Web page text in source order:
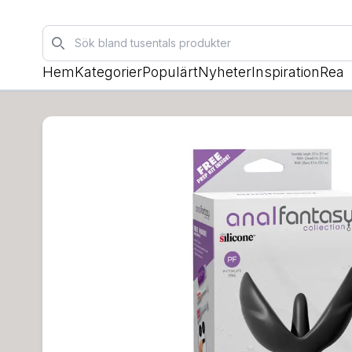
Sök
HemKategorierPopulärtNyheterInspirationRea